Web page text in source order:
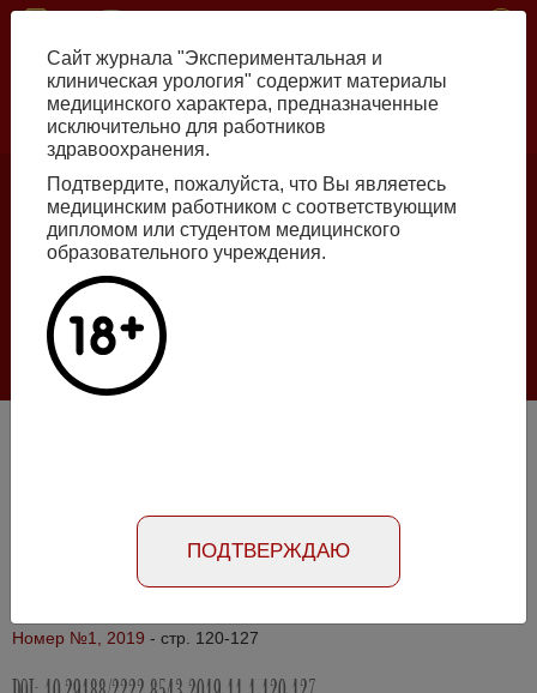
Перейти
основному
содержанию
Номер №2, 2026
Галлюцинации больших языковых моделей
в клинической урологии
хронической тазовой боли: дифференцированный подход
Номер №1, 2019 - стр. 120-127
Абстракт на русском языке
Сайт журнала "Экспериментальная и
клиническая урология" содержит материалы
медицинского характера, предназначенные
исключительно для работников
здравоохранения.
Подтвердите, пожалуйста, что Вы являетесь
медицинским работником с соответствующим
дипломом или студентом медицинского
образовательного учреждения.
ПОДТВЕРЖДАЮ